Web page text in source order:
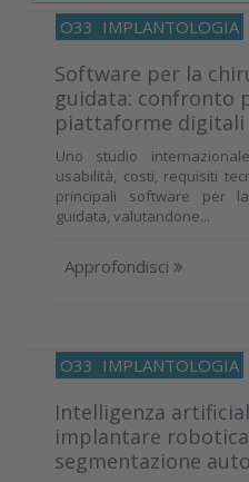
O33 IMPLANTOLOGIA
Software per la
guidata: confronto
piattaforme digitali
Uno studio
usabilità, costi, requisiti
principali software per
guidata, valutandone...
Approfondisci
O33 IMPLANTOLOGIA
Intelligenza
implantare
segmentazione